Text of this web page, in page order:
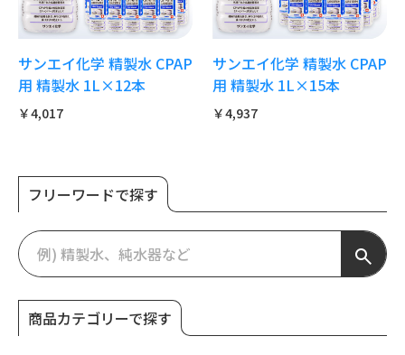
サンエイ化学 精製水 CPAP
用 精製水 1L×12本
￥4,017
サンエイ化学 精製水 CPAP
用 精製水 1L×15本
￥4,937
フリーワードで探す
商品カテゴリーで探す